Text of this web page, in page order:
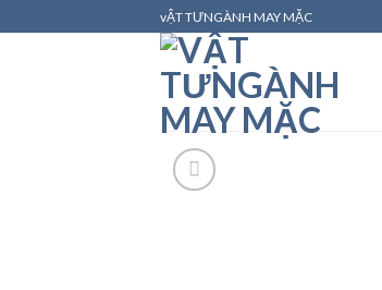
to
vẬT TƯNGÀNH MAY MẶC